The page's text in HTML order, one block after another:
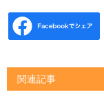
関連記事